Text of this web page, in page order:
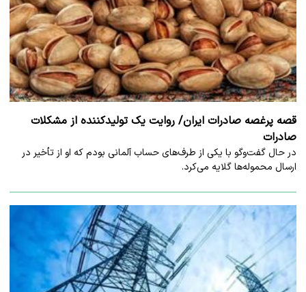
قصه پرغصه صادرات ایران/ روایت یک تولیدکننده از مشکلات
صادرات
در حال گفت‌وگو با یکی از طرف‌های حساب آلمانی بودم که او از تأخیر در
ارسال محموله‌ها گلایه می‌کرد.